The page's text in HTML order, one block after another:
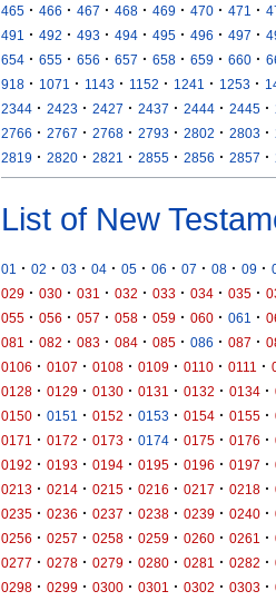
465 · 466 · 467 · 468 · 469 · 470 · 471 ·
491
· 492 · 493 · 494 · 495 · 496 · 497 ·
654 · 655 · 656 · 657 · 658 · 659 · 660 ·
918 · 1071 · 1143 · 1152 · 1241 · 1253 ·
2344 · 2423 · 2427 · 2437 · 2444 · 2445 ·
2766 · 2767 · 2768 · 2793 · 2802 · 2803 ·
2819 · 2820 · 2821 · 2855 · 2856 · 2857 ·
List of New
01 · 02 · 03 · 04 · 05 · 06 · 07 · 08 · 09 ·
029 · 030 · 031 · 032 · 033 · 034 · 035 ·
055 · 056 · 057 · 058 · 059 · 060 · 061 ·
081
· 082 · 083 · 084 · 085 · 086 · 087 ·
0106 · 0107 · 0108 · 0109 · 0110 · 0111 ·
0128 · 0129 · 0130 · 0131 · 0132 · 0134 ·
0150 · 0151 · 0152 · 0153 · 0154 · 0155 ·
0171
· 0172 · 0173 · 0174 · 0175 · 0176 ·
0192 · 0193 · 0194 · 0195 · 0196 · 0197 ·
0213 · 0214 · 0215 · 0216 · 0217 · 0218 ·
0235 · 0236 · 0237 · 0238 · 0239 · 0240 ·
0256 · 0257 · 0258 · 0259 · 0260 · 0261 ·
0277 · 0278 · 0279 · 0280 · 0281 · 0282 ·
0298 · 0299 · 0300 · 0301 · 0302 · 0303 ·